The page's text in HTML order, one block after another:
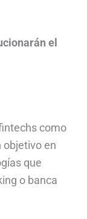
el
como
objetivo en
que
o banca